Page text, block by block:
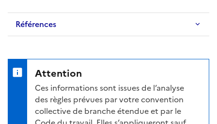
Références
Attention
Ces informations sont issues de l’analyse
des règles prévues par votre convention
collective de branche étendue et par le